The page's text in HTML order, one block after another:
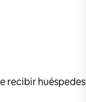
recibir huéspedes